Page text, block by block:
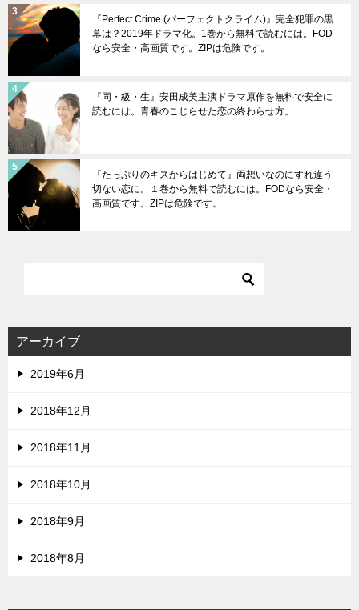
『Perfect Crime (パーフェクトクライム)』完全犯罪の黒
幕は？2019年ドラマ化。1巻から無料で読むには。FOD
なら安全・高画質です。ZIPは危険です。
『同・級・生』安田成美主演ドラマ原作を無料で安全に
読むには。青春のこじらせた恋の終わらせ方。
『たっぷりのキスからはじめて』両想いなのにすれ違う
切ない恋に。１巻から無料で読むには。FODなら安全・
高画質です。ZIPは危険です。
アーカイブ
2019年6月
2018年12月
2018年11月
2018年10月
2018年9月
2018年8月